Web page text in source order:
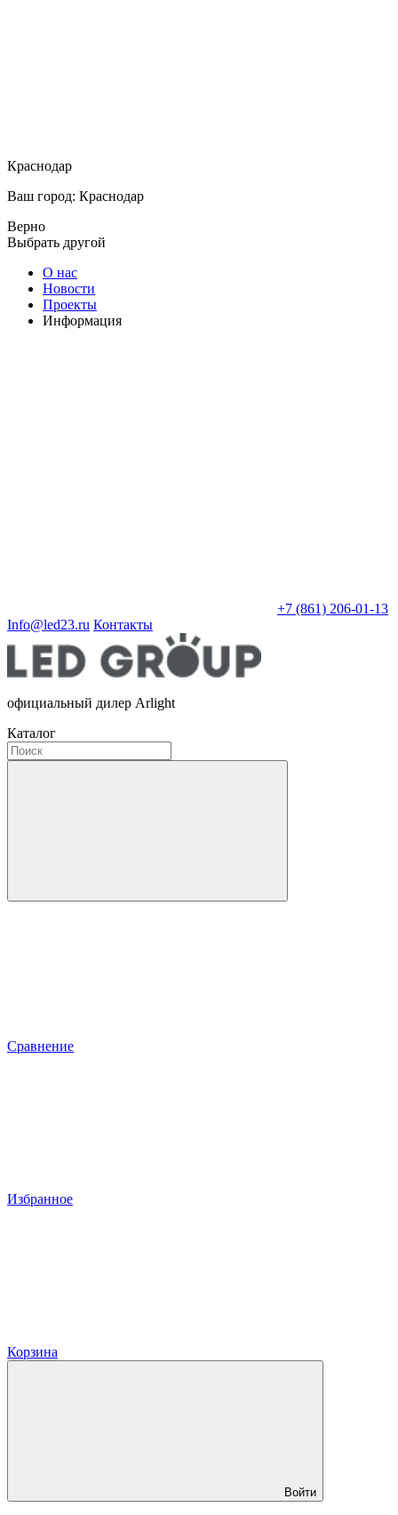
Краснодар
Ваш город: Краснодар
Верно
Выбрать другой
О нас
Новости
Проекты
Информация
+7 (861) 206-01-13
Info@led23.ru Контакты
официальный дилер Arlight
Каталог
Сравнение
Избранное
Корзина
Войти